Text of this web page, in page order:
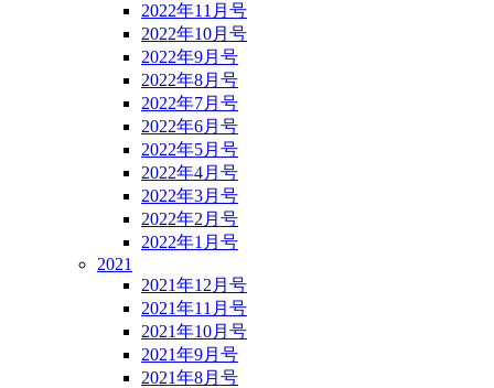
2022年11月号
2022年10月号
2022年9月号
2022年8月号
2022年7月号
2022年6月号
2022年5月号
2022年4月号
2022年3月号
2022年2月号
2022年1月号
2021
2021年12月号
2021年11月号
2021年10月号
2021年9月号
2021年8月号